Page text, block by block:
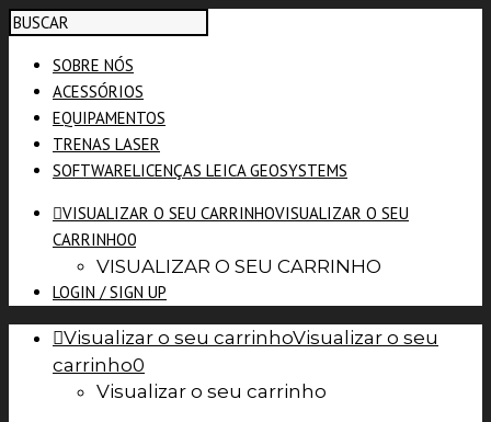
SOBRE NÓS
ACESSÓRIOS
EQUIPAMENTOS
TRENAS LASER
SOFTWARELICENÇAS LEICA GEOSYSTEMS
VISUALIZAR O SEU CARRINHOVISUALIZAR O SEU
CARRINHO0
VISUALIZAR O SEU CARRINHO
LOGIN / SIGN UP
Visualizar o seu carrinhoVisualizar o seu
carrinho0
Visualizar o seu carrinho